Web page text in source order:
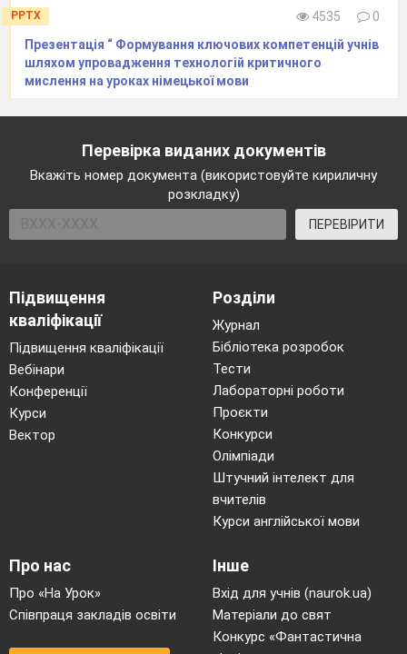
PPTX 4535
0
Презентація “ Формування ключових компетенцій учнів
шляхом упровадження технологій критичного
мислення на уроках німецької мови
Перевірка виданих документів
Вкажіть номер документа (використовуйте кириличну
розкладку)
ПЕРЕВІРИТИ
Підвищення
кваліфікації
Підвищення кваліфікації
Вебінари
Конференції
Курси
Вектор
Розділи
Журнал
Бібліотека розробок
Тести
Лабораторні роботи
Проєкти
Конкурси
Олімпіади
Штучний інтелект для
вчителів
Курси англійської мови
Про нас
Про «На Урок»
Співпраця закладів освіти
Інше
Вхід для учнів (naurok.ua)
Матеріали до свят
Конкурс «Фантастична